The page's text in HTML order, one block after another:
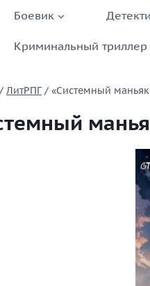
Боевик
Криминальный триллер
/ ЛитРПГ / «Системный маньяк